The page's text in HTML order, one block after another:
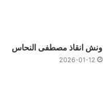
ونش انقاذ مصطفى النحاس
2026-01-12